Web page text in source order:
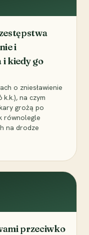
i
i kiedy go
o zniesławienie
na czym
grożą po
równolegle
na drodze
przeciwko